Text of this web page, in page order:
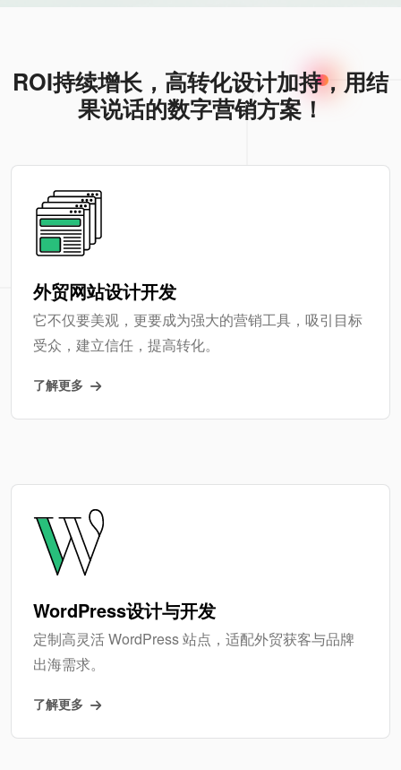
ROI持续增长，高转化设计加持，用结
果说话的数字营销方案！
外贸网站设计开发
它不仅要美观，更要成为强大的营销工具，吸引目标
受众，建立信任，提高转化。
了解更多
WordPress设计与开发
定制高灵活 WordPress 站点，适配外贸获客与品牌
出海需求。
了解更多